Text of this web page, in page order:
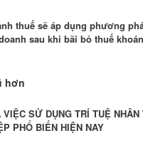
thuế sẽ áp dụng phương
sau khi bãi bỏ thuế
hơn
SỬ DỤNG TRÍ TUỆ NHÂN
PHỔ BIẾN HIỆN NAY